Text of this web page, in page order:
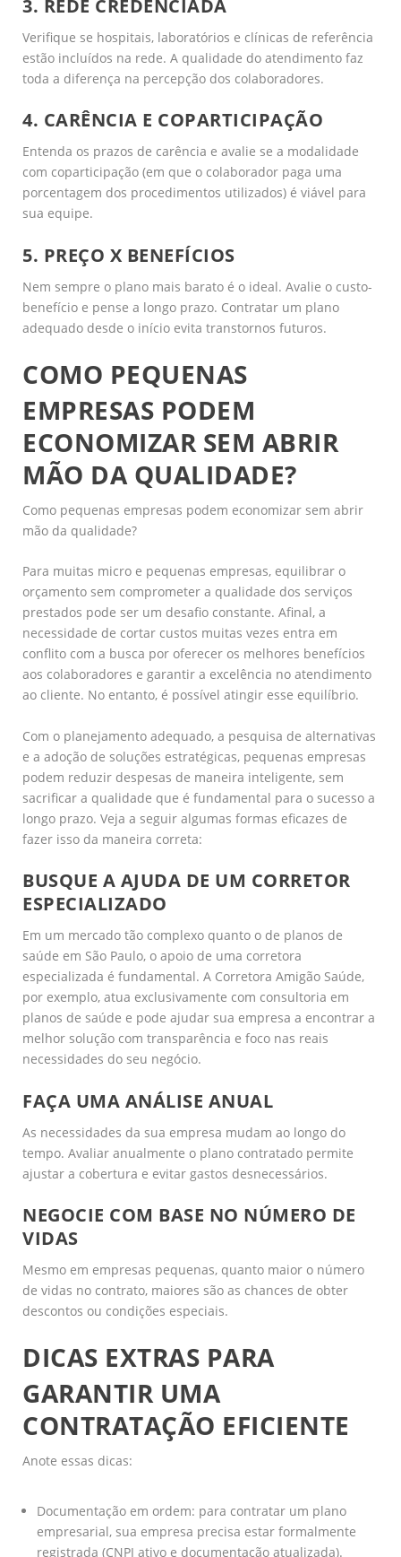
3. REDE CREDENCIADA
Verifique se hospitais, laboratórios e clínicas de referência
estão incluídos na rede. A qualidade do atendimento faz
toda a diferença na percepção dos colaboradores.
4. CARÊNCIA E COPARTICIPAÇÃO
Entenda os prazos de carência e avalie se a modalidade
com coparticipação (em que o colaborador paga uma
porcentagem dos procedimentos utilizados) é viável para
sua equipe.
5. PREÇO X BENEFÍCIOS
Nem sempre o plano mais barato é o ideal. Avalie o custo-
benefício e pense a longo prazo. Contratar um plano
adequado desde o início evita transtornos futuros.
COMO PEQUENAS
EMPRESAS PODEM
ECONOMIZAR SEM ABRIR
MÃO DA QUALIDADE?
Como pequenas empresas podem economizar sem abrir
mão da qualidade?
Para muitas micro e pequenas empresas, equilibrar o
orçamento sem comprometer a qualidade dos serviços
prestados pode ser um desafio constante. Afinal, a
necessidade de cortar custos muitas vezes entra em
conflito com a busca por oferecer os melhores benefícios
aos colaboradores e garantir a excelência no atendimento
ao cliente. No entanto, é possível atingir esse equilíbrio.
Com o planejamento adequado, a pesquisa de alternativas
e a adoção de soluções estratégicas, pequenas empresas
podem reduzir despesas de maneira inteligente, sem
sacrificar a qualidade que é fundamental para o sucesso a
longo prazo. Veja a seguir algumas formas eficazes de
fazer isso da maneira correta:
BUSQUE A AJUDA DE UM CORRETOR
ESPECIALIZADO
Em um mercado tão complexo quanto o de planos de
saúde em São Paulo, o apoio de uma corretora
especializada é fundamental. A Corretora Amigão Saúde,
por exemplo, atua exclusivamente com consultoria em
planos de saúde e pode ajudar sua empresa a encontrar a
melhor solução com transparência e foco nas reais
necessidades do seu negócio.
FAÇA UMA ANÁLISE ANUAL
As necessidades da sua empresa mudam ao longo do
tempo. Avaliar anualmente o plano contratado permite
ajustar a cobertura e evitar gastos desnecessários.
NEGOCIE COM BASE NO NÚMERO DE
VIDAS
Mesmo em empresas pequenas, quanto maior o número
de vidas no contrato, maiores são as chances de obter
descontos ou condições especiais.
DICAS EXTRAS PARA
GARANTIR UMA
CONTRATAÇÃO EFICIENTE
Anote essas dicas:
Documentação em ordem: para contratar um plano
empresarial, sua empresa precisa estar formalmente
registrada (CNPJ ativo e documentação atualizada).